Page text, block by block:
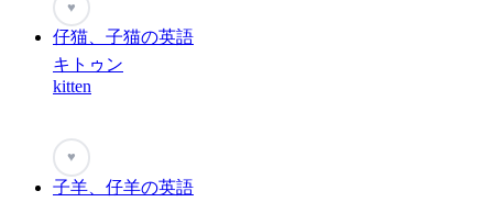
♥
仔猫、子猫の英語
キトゥン
kitten
♥
子羊、仔羊の英語